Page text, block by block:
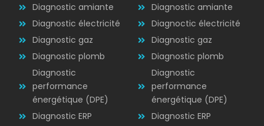
Diagnostic
ÉLECTRICITÉ
Diagnostic amiante
Diagnostic électricité
Diagnostic gaz
Diagnostic plomb
Diagnostic
performance
énergétique (DPE)
Diagnostic ERP
Diagnostic amiante
Diagnoctic électricité
Diagnostic gaz
Diagnostic plomb
Diagnostic
performance
énergétique (DPE)
Diagnostic ERP